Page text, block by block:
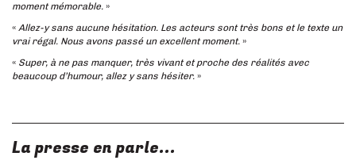
moment mémorable. »
« Allez-y sans aucune hésitation. Les acteurs sont très bons et le texte un
vrai régal. Nous avons passé un excellent moment. »
« Super, à ne pas manquer, très vivant et proche des réalités avec
beaucoup d’humour, allez y sans hésiter. »
La presse en parle...